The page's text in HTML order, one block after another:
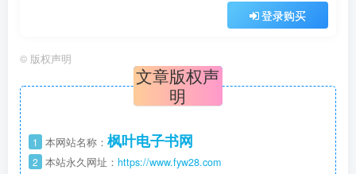
登录购买
© 版权声明
文章版权声
明
1 本网站名称： 枫叶电子书网
2 本站永久网址： https://www.fyw28.com